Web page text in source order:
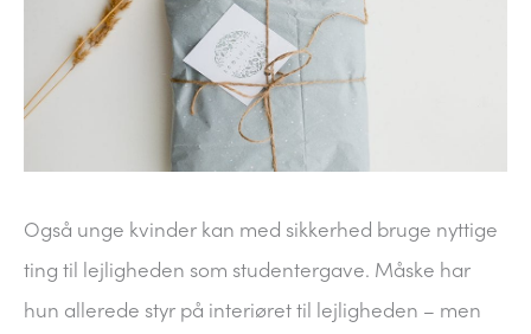
Også unge kvinder kan med sikkerhed bruge nyttige
ting til lejligheden som studentergave. Måske har
hun allerede styr på interiøret til lejligheden – men